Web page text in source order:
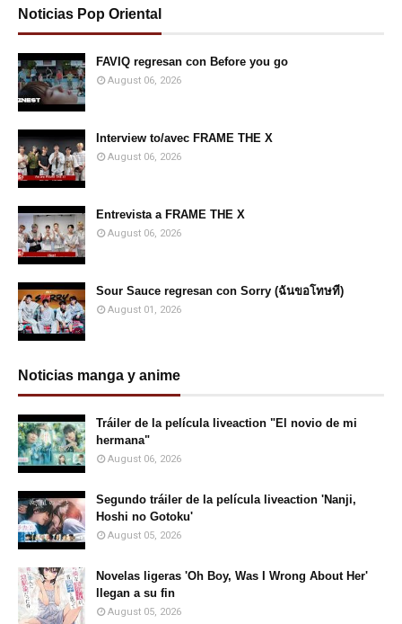
Noticias Pop Oriental
FAVIQ regresan con Before you go
August 06, 2026
Interview to/avec FRAME THE X
August 06, 2026
Entrevista a FRAME THE X
August 06, 2026
Sour Sauce regresan con Sorry (ฉันขอโทษที)
August 01, 2026
Noticias manga y anime
Tráiler de la película liveaction "El novio de mi
hermana"
August 06, 2026
Segundo tráiler de la película liveaction 'Nanji,
Hoshi no Gotoku'
August 05, 2026
Novelas ligeras 'Oh Boy, Was I Wrong About Her'
llegan a su fin
August 05, 2026